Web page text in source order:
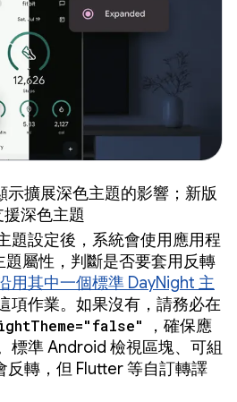
擴展深色主題的影響；新版
深色主題
題設定後，系統會使用應用程
屬性，判斷是否要套用反轉
用其中一個標準 DayNight 主
項作業。如果沒有，請務必在
，確保應
標準 Android 檢視區塊、可組
反轉，但 Flutter 等自訂轉譯